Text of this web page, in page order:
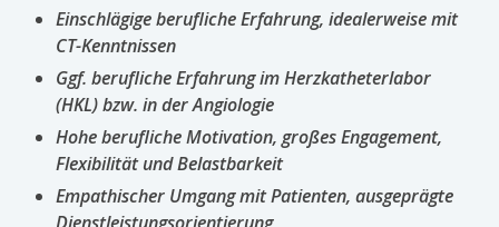
Einschlägige berufliche Erfahrung, idealerweise mit
CT-Kenntnissen
Ggf. berufliche Erfahrung im Herzkatheterlabor
(HKL) bzw. in der Angiologie
Hohe berufliche Motivation, großes Engagement,
Flexibilität und Belastbarkeit
Empathischer Umgang mit Patienten, ausgeprägte